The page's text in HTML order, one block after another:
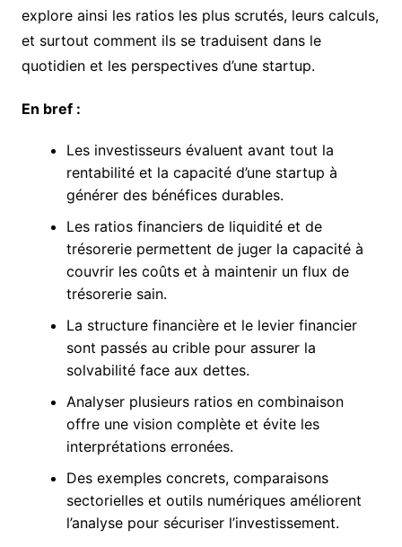
explore ainsi les ratios les plus scrutés, leurs calculs,
et surtout comment ils se traduisent dans le
quotidien et les perspectives d’une startup.
En bref :
Les investisseurs évaluent avant tout la
rentabilité et la capacité d’une startup à
générer des bénéfices durables.
Les ratios financiers de liquidité et de
trésorerie permettent de juger la capacité à
couvrir les coûts et à maintenir un flux de
trésorerie sain.
La structure financière et le levier financier
sont passés au crible pour assurer la
solvabilité face aux dettes.
Analyser plusieurs ratios en combinaison
offre une vision complète et évite les
interprétations erronées.
Des exemples concrets, comparaisons
sectorielles et outils numériques améliorent
l’analyse pour sécuriser l’investissement.